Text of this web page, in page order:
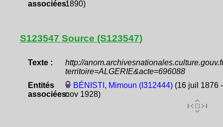
associées:1890)
S123547 Source (S123547)
Texte :
http://
territoire=ALGERIE&acte=696088
Entités
associées:
BÉNISTI, Mimoun (I312444)(16 juil 1876
nov 1928)